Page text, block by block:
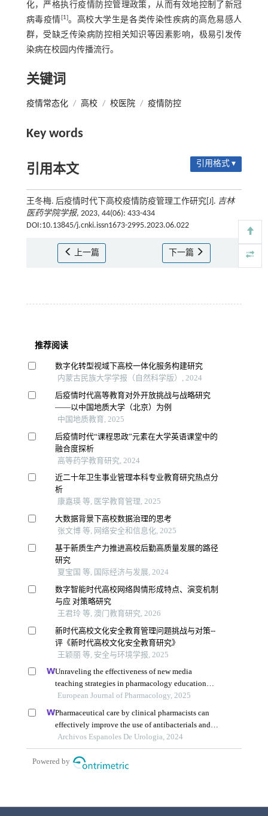
化，严格执行疫情防控管理政策，从而有效地控制了新冠
病毒疫情[1]。高校大学生是各类传染性疾病的高危易感人
群，受缺乏传染病防控相关知识等因素影响，极易引发传
染病在校园内传播流行。
关键词
疫情常态化 / 高校 / 校医院 / 疫情防控
Key words
引用本文 引用格式 ▾
王冬梅. 后疫情时代下高校疫情防疫管理工作研究[J]. 吉林
医药学院学报, 2023, 44(06): 433-434
DOI:10.13845/j.cnki.issn1673-2995.2023.06.022
上一篇 下一篇